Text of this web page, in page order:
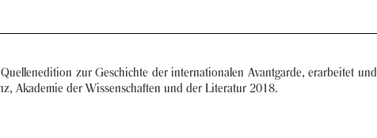
zur Ge­schich­te der in­ter­na­tio­na­len Avant­gar­de, er­ar­bei­tet und
Aka­de­mie der Wis­sen­schaf­ten und der Li­te­ra­tur 2018.